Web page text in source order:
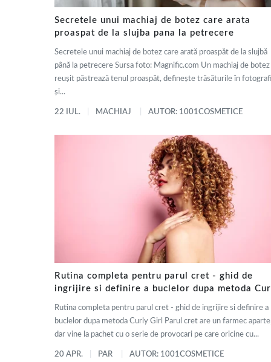
Secretele unui machiaj de botez care arata
proaspat de la slujba pana la petrecere
Secretele unui machiaj de botez care arată proaspăt de la slujbă
până la petrecere Sursa foto: Magnific.com Un machiaj de botez
reușit păstrează tenul proaspăt, definește trăsăturile în
și...
22 IUL. MACHIAJ AUTOR: 1001COSMETICE
Rutina completa pentru parul cret - ghid de
ingrijire si definire a buclelor dupa metoda
Rutina completa pentru parul cret - ghid de ingrijire si definire a
buclelor dupa metoda Curly Girl Parul cret are un farmec
dar vine la pachet cu o serie de provocari pe care oricine cu...
20 APR. PAR AUTOR: 1001COSMETICE